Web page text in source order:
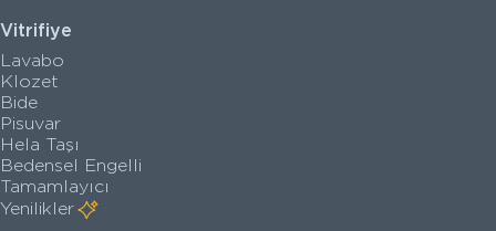
Vitrifiye
Lavabo
Klozet
Bide
Pisuvar
Hela Taşı
Bedensel Engelli
Tamamlayıcı
Yenilikler